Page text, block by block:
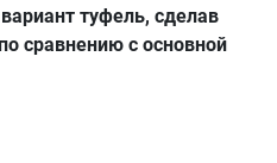
туфель, сделав
сравнению с основной